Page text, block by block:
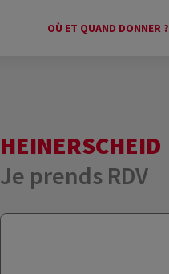
OÙ ET QUAND DONNER ?
HEINERSCHEID
Je prends RDV